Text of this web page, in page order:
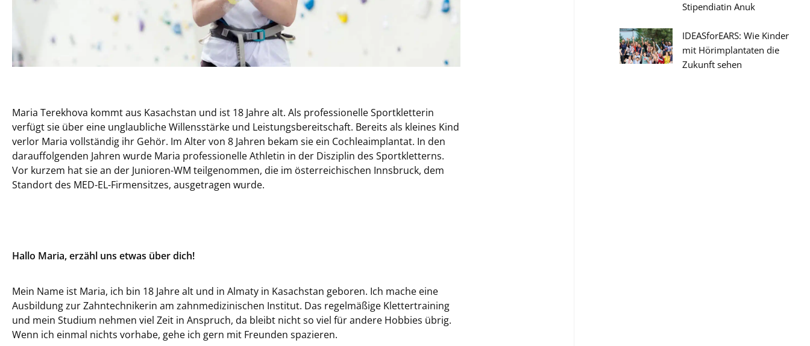
Maria Terekhova kommt aus Kasachstan und ist 18 Jahre alt. Als professionelle Sportkletterin
verfügt sie über eine unglaubliche Willensstärke und Leistungsbereitschaft. Bereits als kleines Kind
verlor Maria vollständig ihr Gehör. Im Alter von 8 Jahren bekam sie ein Cochleaimplantat. In den
darauffolgenden Jahren wurde Maria professionelle Athletin in der Disziplin des Sportkletterns.
Vor kurzem hat sie an der Junioren-WM teilgenommen, die im österreichischen Innsbruck, dem
Standort des MED-EL-Firmensitzes, ausgetragen wurde.
Hallo Maria, erzähl uns etwas über dich!
Mein Name ist Maria, ich bin 18 Jahre alt und in Almaty in Kasachstan geboren. Ich mache eine
Ausbildung zur Zahntechnikerin am zahnmedizinischen Institut. Das regelmäßige Klettertraining
und mein Studium nehmen viel Zeit in Anspruch, da bleibt nicht so viel für andere Hobbies übrig.
Wenn ich einmal nichts vorhabe, gehe ich gern mit Freunden spazieren.
Stipendiatin Anuk
IDEASforEARS: Wie Kinder
mit Hörimplantaten die
Zukunft sehen